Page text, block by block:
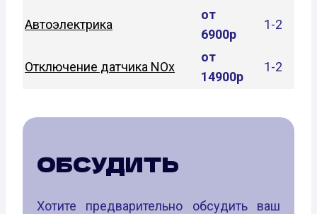
Автоэлектрика
от
6900р
1-2
Отключение датчика NOx
от
14900р
1-2
ОБСУДИТЬ
Хотите предварительно обсудить ваш